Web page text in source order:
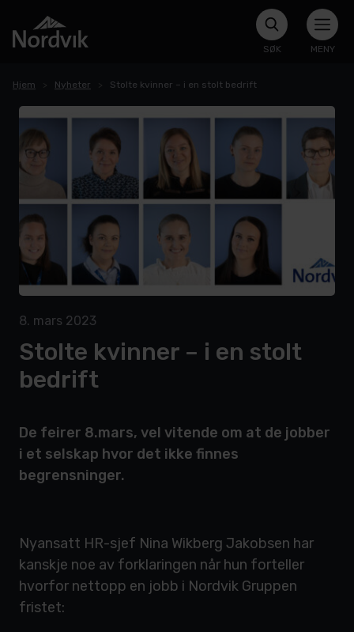
SØK MENY
Hjem Nyheter Stolte kvinner – i en stolt bedrift
8. mars 2023
Stolte kvinner – i en stolt
bedrift
De feirer 8.mars, vel vitende om at de jobber
i et selskap hvor det ikke finnes
begrensninger.
Nyansatt HR-sjef Nina Wikberg Jakobsen har
kanskje noe av forklaringen når hun forteller
hvorfor nettopp en jobb i Nordvik Gruppen
fristet: